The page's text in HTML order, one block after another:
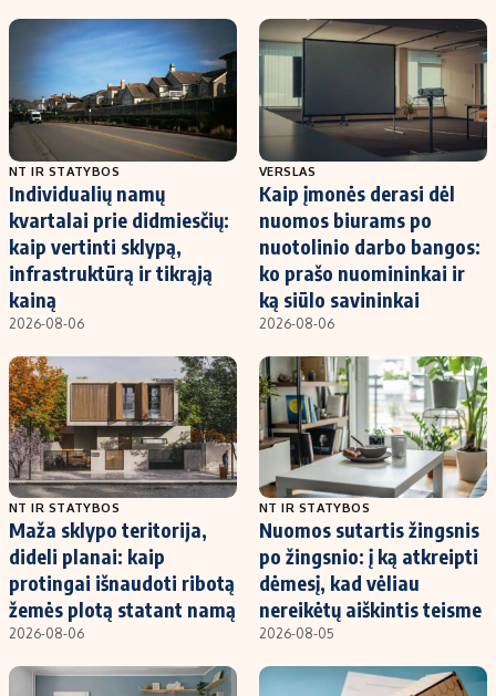
NT IR STATYBOS
Individualių namų
kvartalai prie didmiesčių:
kaip vertinti sklypą,
infrastruktūrą ir tikrąją
kainą
2026-08-06
VERSLAS
Kaip įmonės derasi dėl
nuomos biurams po
nuotolinio darbo bangos:
ko prašo nuomininkai ir
ką siūlo savininkai
2026-08-06
NT IR STATYBOS
Maža sklypo teritorija,
dideli planai: kaip
protingai išnaudoti ribotą
žemės plotą statant namą
2026-08-06
NT IR STATYBOS
Nuomos sutartis žingsnis
po žingsnio: į ką atkreipti
dėmesį, kad vėliau
nereikėtų aiškintis teisme
2026-08-05